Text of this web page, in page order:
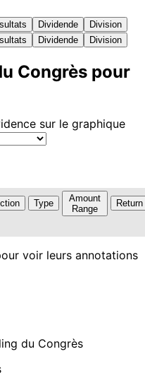
Dividende
Division
Dividende Division
Congrès pour
sur le graphique
Type
Amount
Range
Return
voir leurs annotations
du Congrès